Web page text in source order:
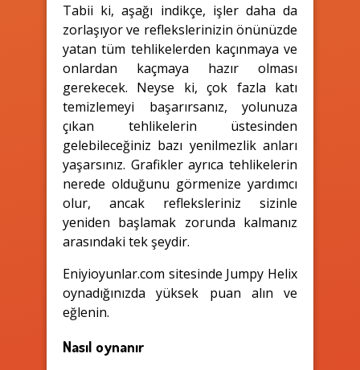
Tabii ki, aşağı indikçe, işler daha da
zorlaşıyor ve reflekslerinizin önünüzde
yatan tüm tehlikelerden kaçınmaya ve
onlardan kaçmaya hazır olması
gerekecek. Neyse ki, çok fazla katı
temizlemeyi başarırsanız, yolunuza
çıkan tehlikelerin üstesinden
gelebileceğiniz bazı yenilmezlik anları
yaşarsınız. Grafikler ayrıca tehlikelerin
nerede olduğunu görmenize yardımcı
olur, ancak refleksleriniz sizinle
yeniden başlamak zorunda kalmanız
arasındaki tek şeydir.
Eniyioyunlar.com sitesinde Jumpy Helix
oynadığınızda yüksek puan alın ve
eğlenin.
Nasıl oynanır